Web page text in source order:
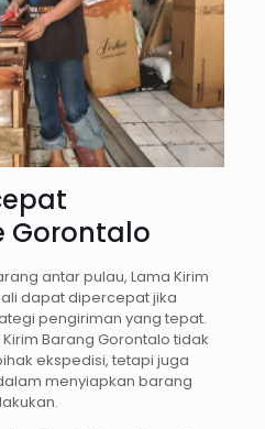
Gorontalo
antar pulau, Lama Kirim
dapat dipercepat jika
pengiriman yang tepat.
Barang Gorontalo tidak
ekspedisi, tetapi juga
menyiapkan barang